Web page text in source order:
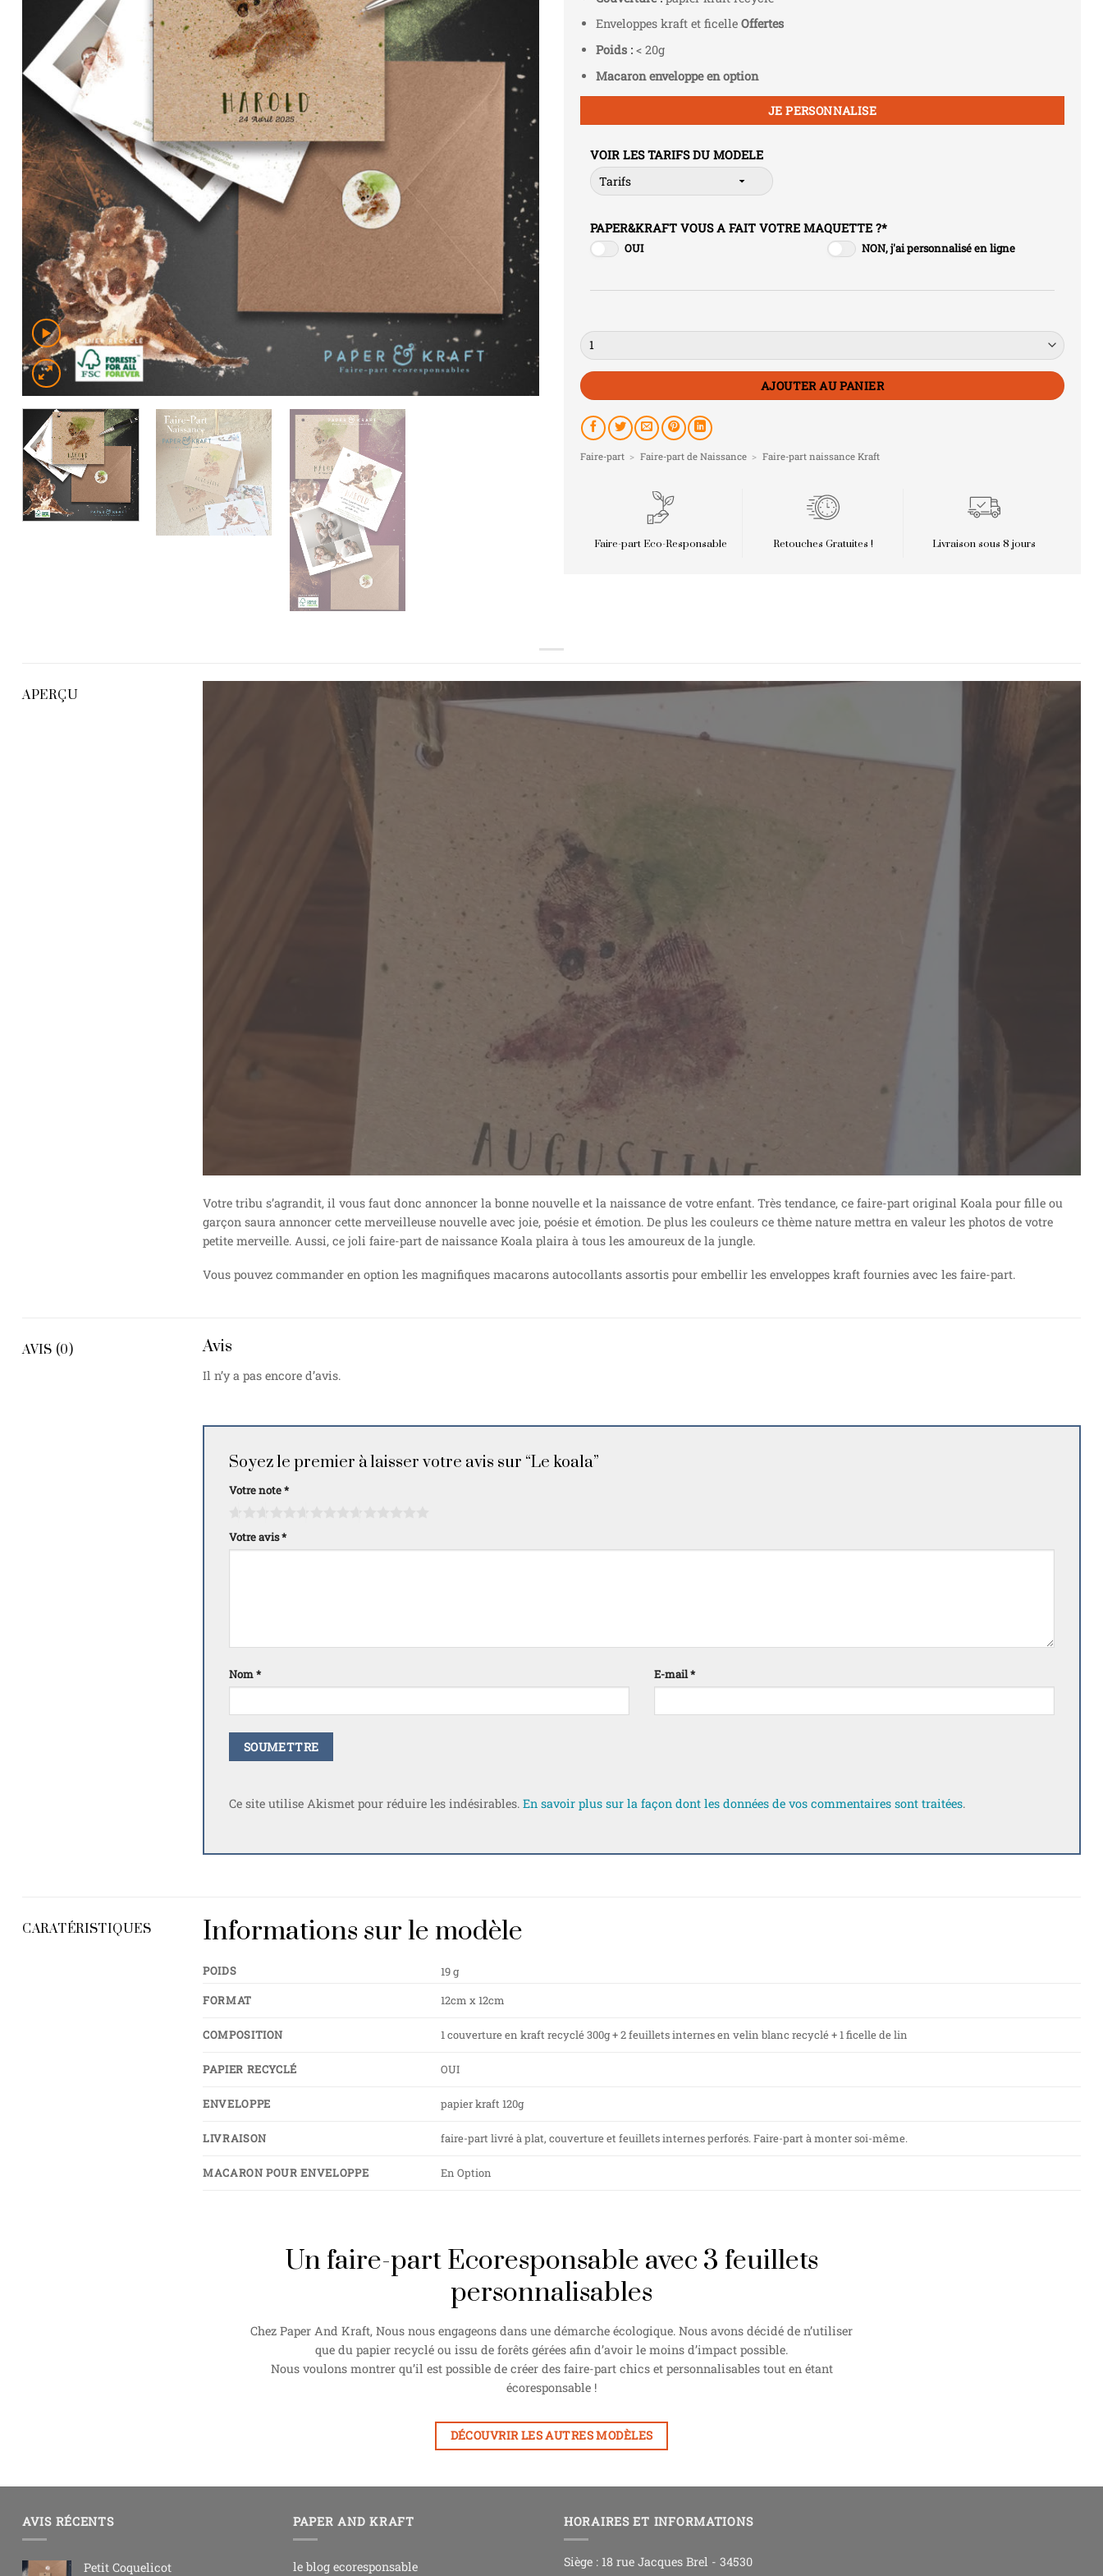
Enveloppes kraft et ficelle Offertes
Poids :< 20g
Macaron enveloppe en option
JE PERSONNALISE
VOIR LES TARIFS DU MODELE
PAPER&KRAFT VOUS A FAIT VOTRE MAQUETTE ?*
OUI NON, j'ai personnalisé en ligne
Quantité
AJOUTER AU PANIER
Faire-part > Faire-part de Naissance > Faire-part naissance Kraft
Faire-part Eco-Responsable Retouches Gratuites ! Livraison sous 8 jours
APERÇU
Votre tribu s’agrandit, il vous faut donc annoncer la bonne nouvelle et la naissance de votre enfant. Très tendance, ce faire-part original Koala pour fille ou
garçon saura annoncer cette merveilleuse nouvelle avec joie, poésie et émotion. De plus les couleurs ce thème nature mettra en valeur les photos de votre
petite merveille. Aussi, ce joli faire-part de naissance Koala plaira à tous les amoureux de la jungle.
Vous pouvez commander en option les magnifiques macarons autocollants assortis pour embellir les enveloppes kraft fournies avec les faire-part.
AVIS (0) Avis
Il n’y a pas encore d’avis.
Soyez le premier à laisser votre avis sur “Le koala”
Votre note*
Votre avis*
Nom* E-mail*
Ce site utilise Akismet pour réduire les indésirables. En savoir plus sur la façon dont les données de vos commentaires sont traitées.
CARATÉRISTIQUES Informations sur le modèle
POIDS
19 g
FORMAT
12cm x 12cm
COMPOSITION 1 couverture en kraft recyclé 300g + 2 feuillets internes en velin blanc recyclé + 1 ficelle de lin
PAPIER RECYCLÉ OUI
ENVELOPPE papier kraft 120g
LIVRAISON faire-part livré à plat, couverture et feuillets internes perforés. Faire-part à monter soi-même.
MACARON POUR ENVELOPPE En Option
Un faire-part Ecoresponsable avec 3 feuillets
personnalisables
Chez Paper And Kraft, Nous nous engageons dans une démarche écologique. Nous avons décidé de n’utiliser
que du papier recyclé ou issu de forêts gérées afin d’avoir le moins d’impact possible.
Nous voulons montrer qu’il est possible de créer des faire-part chics et personnalisables tout en étant
écoresponsable !
DÉCOUVRIR LES AUTRES MODÈLES
AVIS RÉCENTS
Petit Coquelicot
PAPER AND KRAFT
le blog ecoresponsable
HORAIRES ET INFORMATIONS
Siège : 18 rue Jacques Brel - 34530